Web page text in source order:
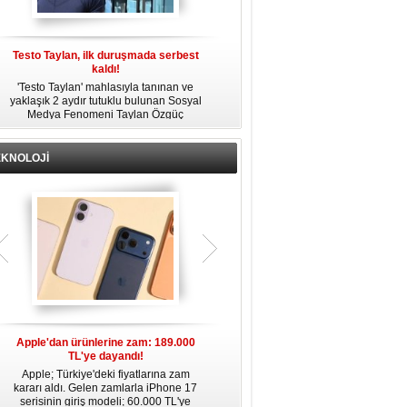
Testo Taylan, ilk duruşmada serbest
kaldı!
'Testo Taylan' mahlasıyla tanınan ve
yaklaşık 2 aydır tutuklu bulunan Sosyal
Medya Fenomeni Taylan Özgüç
Danyıldız, çıktığı ilk duruşmada serbest
bırakıldı.
Güney, 'Ev Hapsi' şartıyla serbest
Apple'dan ürünlerine zam: 189.000
TL'ye dayandı!
Apple; Türkiye'deki fiyatlarına zam
kararı aldı. Gelen zamlarla iPhone 17
serisinin giriş modeli; 60.000 TL'ye